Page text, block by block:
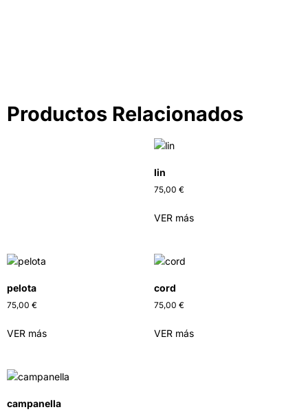
Productos Relacionados
lin
75,00 €
VER más
pelota
75,00 €
VER más
cord
75,00 €
VER más
campanella